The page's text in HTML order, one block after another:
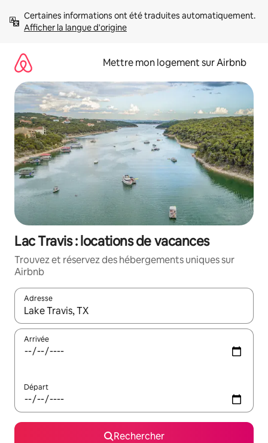
directement
Afficher la langue d'origine
Mettre mon logement sur Airbnb
Lac Travis : locations de vacances
Trouvez et réservez des hébergements uniques sur
Airbnb
Adresse
Lorsque les résultats s'affichent, utilisez les flèches vers le
Arrivée
Départ
Rechercher